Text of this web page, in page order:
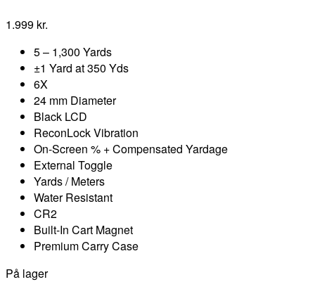
1.999 kr.
5 – 1,300 Yards
±1 Yard at 350 Yds
6X
24 mm Diameter
Black LCD
ReconLock Vibration
On-Screen % + Compensated Yardage
External Toggle
Yards / Meters
Water Resistant
CR2
Built-In Cart Magnet
Premium Carry Case
På lager